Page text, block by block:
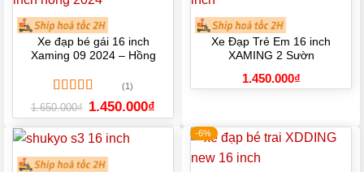
Xe đạp bé gái 16 inch
Xaming 09 2024 – Hồng
Được xếp
hạng5.005
sao
(1)
1.650.000₫ Giá
gốc
là:
1.650.000₫.
1.450.000₫
hiện
tại
Xe Đạp Trẻ Em 16 inch
XAMING 2 Sườn
1.450.000₫
-6%